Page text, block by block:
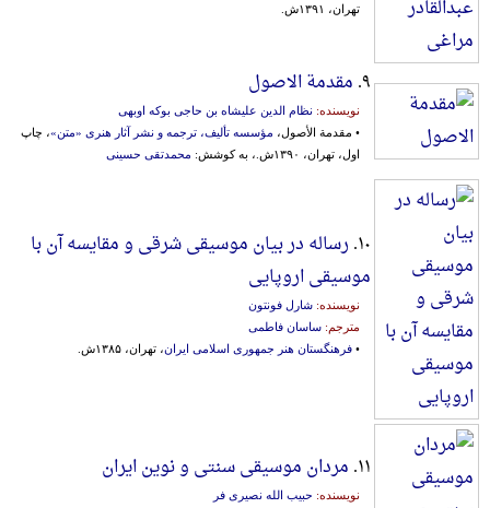
تهران، ۱۳۹۱ش.
۹. مقدمة الاصول
نویسنده: نظام الدین علیشاه بن حاجی بوکه اوبهی
• مقدمة الأصول، مؤسسه تألیف، ترجمه و نشر آثار هنری «متن»، چاپ
اول، تهران، ۱۳۹۰ش.، به کوشش:
محمدتقی حسینی
۱۰. رساله در بیان موسیقی شرقی و مقایسه آن با
موسیقی اروپایی
نویسنده: شارل فونتون
مترجم: ساسان فاطمی
• فرهنگستان هنر جمهوری اسلامی ایران، تهران، ۱۳۸۵ش.
۱۱. مردان موسیقی سنتی و نوین ایران
نویسنده: حبیب الله نصیری فر